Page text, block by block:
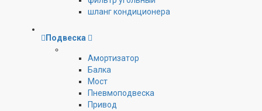
шланг кондиционера
Подвеска
Амортизатор
Балка
Мост
Пневмоподвеска
Привод